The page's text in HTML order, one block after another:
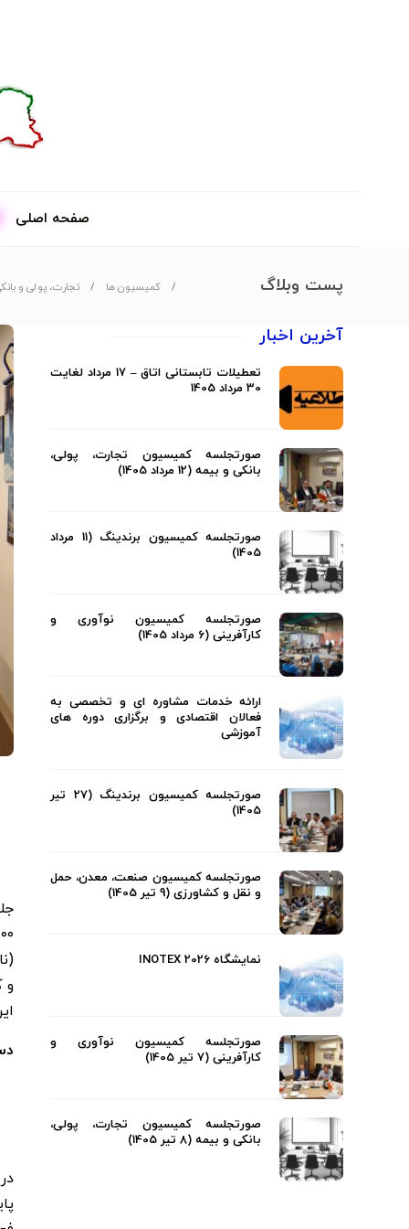
صفحه اصلی
پست وبلاگ کمیسیون ها تجارت، پولی و
و
آخرین اخبار
تعطیلات تابستانی اتاق – 17 مرداد لغایت
30 مرداد 1405
صورتجلسه کمیسیون تجارت، پولی،
بانکی و بیمه (12 مرداد 1405)
صورتجلسه کمیسیون برندینگ (11 مرداد
1405)
صورتجلسه کمیسیون نوآوری و
کارآفرینی (6 مرداد 1405)
ارائه خدمات مشاوره ای و تخصصی به
فعالان اقتصادی و برگزاری دوره های
آموزشی
صورتجلسه کمیسیون برندینگ (27 تیر
1405)
صورتجلسه کمیسیون صنعت، معدن، حمل
و نقل و کشاورزی (9 تیر 1405)
نمایشگاه INOTEX 2026
صورتجلسه کمیسیون نوآوری و
کارآفرینی (7 تیر 1405)
صورتجلسه کمیسیون تجارت، پولی،
بانکی و بیمه (8 تیر 1405)